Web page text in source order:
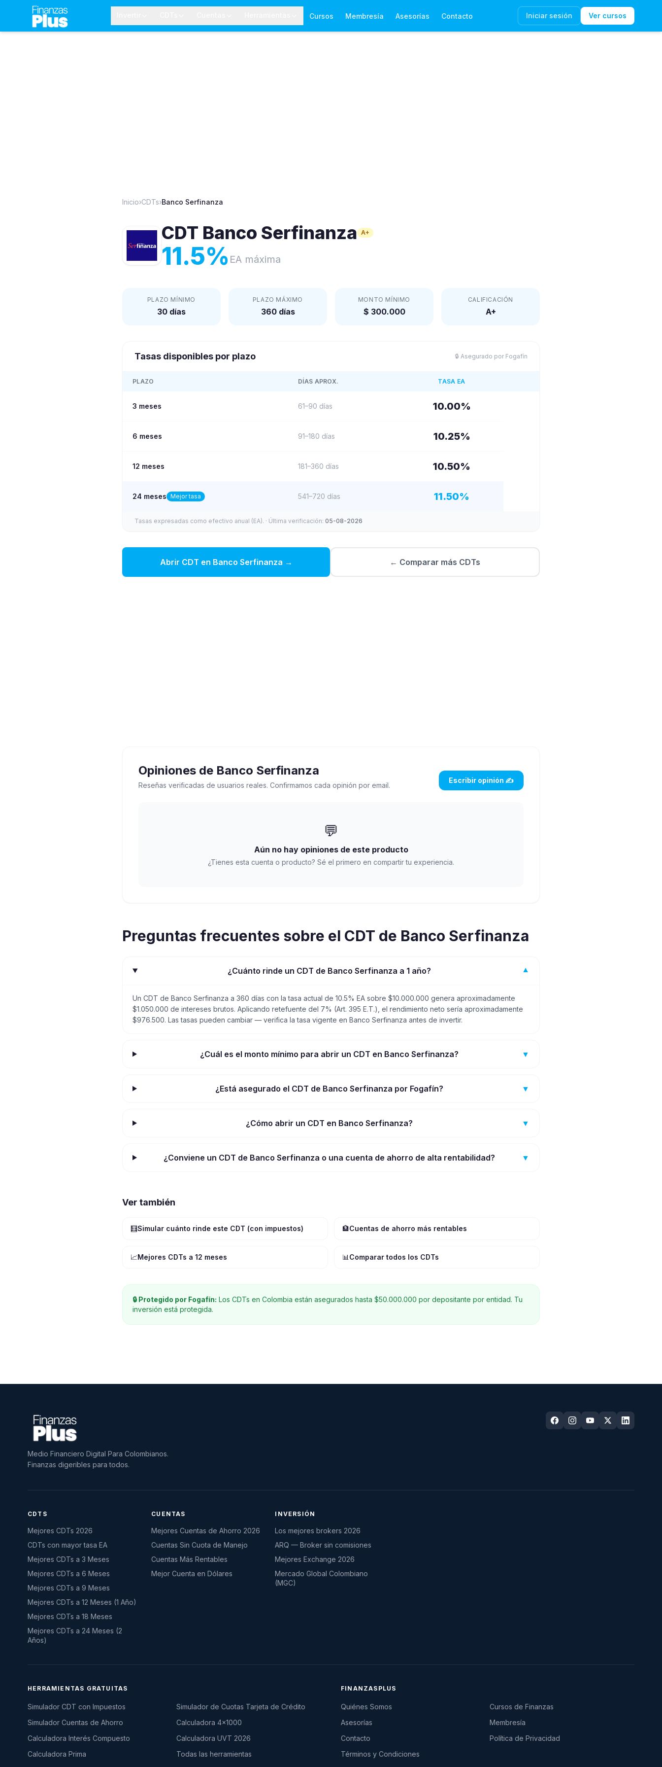
Cursos Membresía Asesorías Contacto Iniciar sesión Ver cursos
Inicio›CDTs›Banco Serfinanza
CDT Banco Serfinanza A+
11.5% EA máxima
PLAZO MÍNIMO
30 días
PLAZO MÁXIMO
360 días
MONTO MÍNIMO
$ 300.000
CALIFICACIÓN
A+
Tasas disponibles por plazo 🔒 Asegurado por Fogafín
PLAZO DÍAS APROX. TASA EA
3 meses 61–90 días 10.00%
6 meses 91–180 días 10.25%
12 meses 181–360 días 10.50%
24 meses Mejor tasa 541–720 días 11.50%
Tasas expresadas como efectivo anual (EA). · Última verificación: 05-08-2026
Abrir CDT en Banco Serfinanza → ← Comparar más CDTs
Opiniones de Banco Serfinanza
Reseñas verificadas de usuarios reales. Confirmamos cada opinión por email.
Escribir opinión ✍️
💬
Aún no hay opiniones de este producto
¿Tienes esta cuenta o producto? Sé el primero en compartir tu experiencia.
Preguntas frecuentes sobre el CDT de Banco Serfinanza
¿Cuánto rinde un CDT de Banco Serfinanza a 1 año? ▼
Un CDT de Banco Serfinanza a 360 días con la tasa actual de 10.5% EA sobre $10.000.000 genera aproximadamente
$1.050.000 de intereses brutos. Aplicando retefuente del 7% (Art. 395 E.T.), el rendimiento neto sería aproximadamente
$976.500. Las tasas pueden cambiar — verifica la tasa vigente en Banco Serfinanza antes de invertir.
¿Cuál es el monto mínimo para abrir un CDT en Banco Serfinanza? ▼
¿Está asegurado el CDT de Banco Serfinanza por Fogafín? ▼
¿Cómo abrir un CDT en Banco Serfinanza? ▼
¿Conviene un CDT de Banco Serfinanza o una cuenta de ahorro de alta rentabilidad? ▼
Ver también
🧮Simular cuánto rinde este CDT (con impuestos) 🏦Cuentas de ahorro más rentables
📈Mejores CDTs a 12 meses 📊 Comparar todos los CDTs
🔒 Protegido por Fogafín: Los CDTs en Colombia están asegurados hasta $50.000.000 por depositante por entidad. Tu
inversión está protegida.
Medio Financiero Digital Para Colombianos.
Finanzas digeribles para todos.
CDTS
Mejores CDTs 2026
CDTs con mayor tasa EA
Mejores CDTs a 3 Meses
Mejores CDTs a 6 Meses
Mejores CDTs a 9 Meses
Mejores CDTs a 12 Meses (1 Año)
Mejores CDTs a 18 Meses
Mejores CDTs a 24 Meses (2
Años)
CUENTAS
Mejores Cuentas de Ahorro 2026
Cuentas Sin Cuota de Manejo
Cuentas Más Rentables
Mejor Cuenta en Dólares
INVERSIÓN
Los mejores brokers 2026
ARQ — Broker sin comisiones
Mejores Exchange 2026
Mercado Global Colombiano
(MGC)
HERRAMIENTAS GRATUITAS
Simulador CDT con Impuestos
Simulador de Cuotas Tarjeta de Crédito
Simulador Cuentas de Ahorro
Calculadora 4×1000
Calculadora Interés Compuesto
Calculadora UVT 2026
Calculadora Prima
Todas las herramientas
FINANZASPLUS
Quiénes Somos
Cursos de Finanzas
Asesorías
Membresía
Contacto
Política de Privacidad
Términos y Condiciones